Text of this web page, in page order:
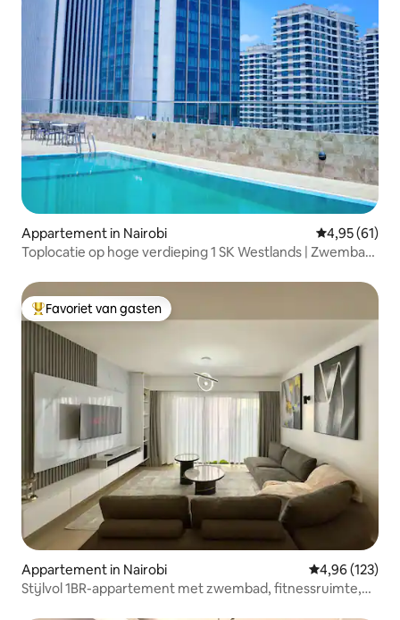
Appartement in Nairobi Gemiddelde
4,95 (61)
Toplocatie op hoge verdieping 1 SK Westlands | Zwembad,
Topfavoriet van gasten
Favoriet van gasten
Appartement in Nairobi Gemiddelde
4,96 (123)
Stijlvol 1BR-appartement met zwembad, fitnessruimte,